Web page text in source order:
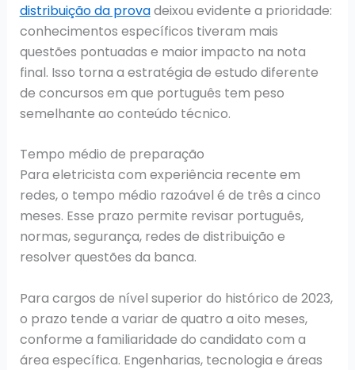
distribuição da provadeixou evidente a prioridade:
conhecimentos específicos tiveram mais
questões pontuadas e maior impacto na nota
final. Isso torna a estratégia de estudo diferente
de concursos em que português tem peso
semelhante ao conteúdo técnico.
Tempo médio de preparação
Para eletricista com experiência recente em
redes, o tempo médio razoável é de três a cinco
meses. Esse prazo permite revisar português,
normas, segurança, redes de distribuição e
resolver questões da banca.
Para cargos de nível superior do histórico de 2023,
o prazo tende a variar de quatro a oito meses,
conforme a familiaridade do candidato com a
área específica. Engenharias, tecnologia e áreas